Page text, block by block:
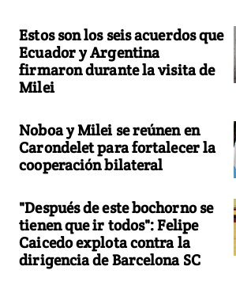
Estos son los seis acuerdos que
Ecuador y Argentina
firmaron durante la visita de
Milei
Noboa y Milei se reúnen en
Carondelet para fortalecer la
cooperación bilateral
"Después de este bochorno se
tienen que ir todos": Felipe
Caicedo explota contra la
dirigencia de Barcelona SC